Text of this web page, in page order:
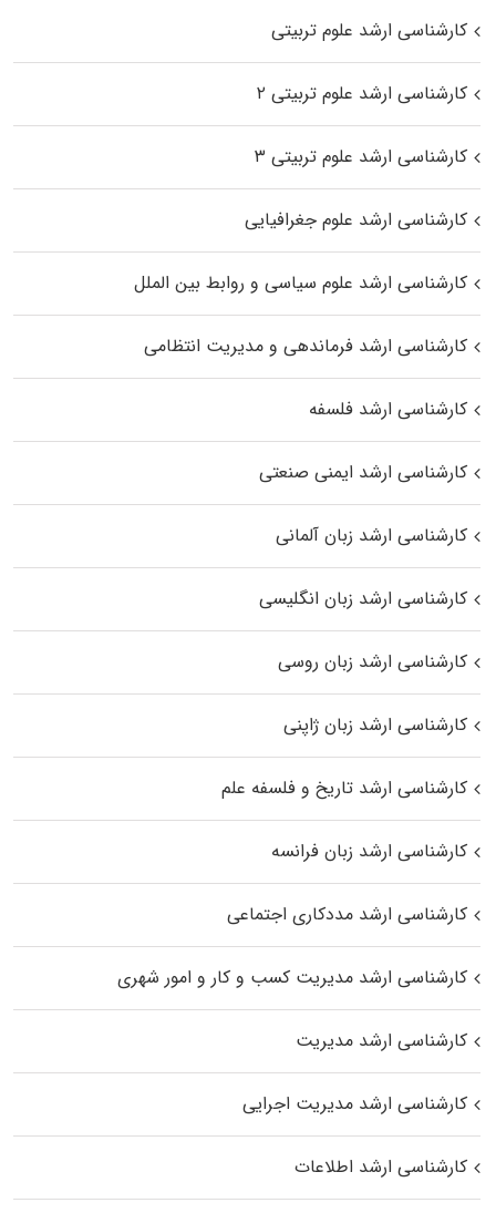
کارشناسی ارشد علوم تربیتی
کارشناسی ارشد علوم تربیتی ۲
کارشناسی ارشد علوم تربیتی ۳
کارشناسی ارشد علوم جغرافیایی
کارشناسی ارشد علوم سیاسی و روابط بین الملل
کارشناسی ارشد فرماندهی و مدیریت انتظامی
کارشناسی ارشد فلسفه
کارشناسی ارشد ایمنی صنعتی
کارشناسی ارشد زبان آلمانی
کارشناسی ارشد زبان انگلیسی
کارشناسی ارشد زبان روسی
کارشناسی ارشد زبان ژاپنی
کارشناسی ارشد تاریخ و فلسفه علم
کارشناسی ارشد زبان فرانسه
کارشناسی ارشد مددکاری اجتماعی
کارشناسی ارشد مدیریت کسب و کار و امور شهری
کارشناسی ارشد مدیریت
کارشناسی ارشد مدیریت اجرایی
کارشناسی ارشد اطلاعات